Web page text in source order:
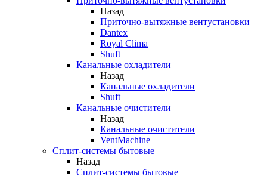
Назад
Приточно-вытяжные вентустановки
Dantex
Royal Clima
Shuft
Канальные охладители
Назад
Канальные охладители
Shuft
Канальные очистители
Назад
Канальные очистители
VentMachine
Сплит-системы бытовые
Назад
Сплит-системы бытовые